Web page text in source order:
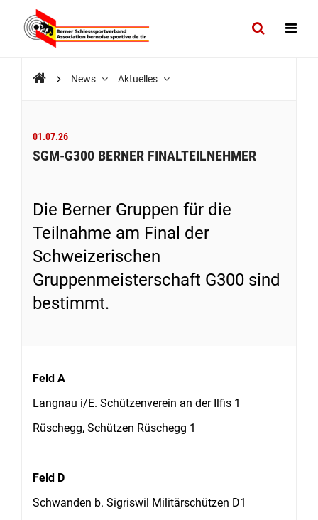
News Aktuelles
01.07.26
SGM-G300 BERNER FINALTEILNEHMER
Die Berner Gruppen für die
Teilnahme am Final der
Schweizerischen
Gruppenmeisterschaft G300 sind
bestimmt.
Feld A
Langnau i/E. Schützenverein an der Ilfis 1
Rüschegg, Schützen Rüschegg 1
Feld D
Schwanden b. Sigriswil Militärschützen D1